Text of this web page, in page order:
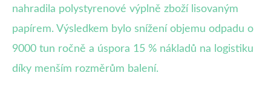
nahradila polystyrenové výplně zboží lisovaným
papírem. Výsledkem bylo snížení objemu odpadu o
9000 tun ročně a úspora 15 % nákladů na logistiku
díky menším rozměrům balení.